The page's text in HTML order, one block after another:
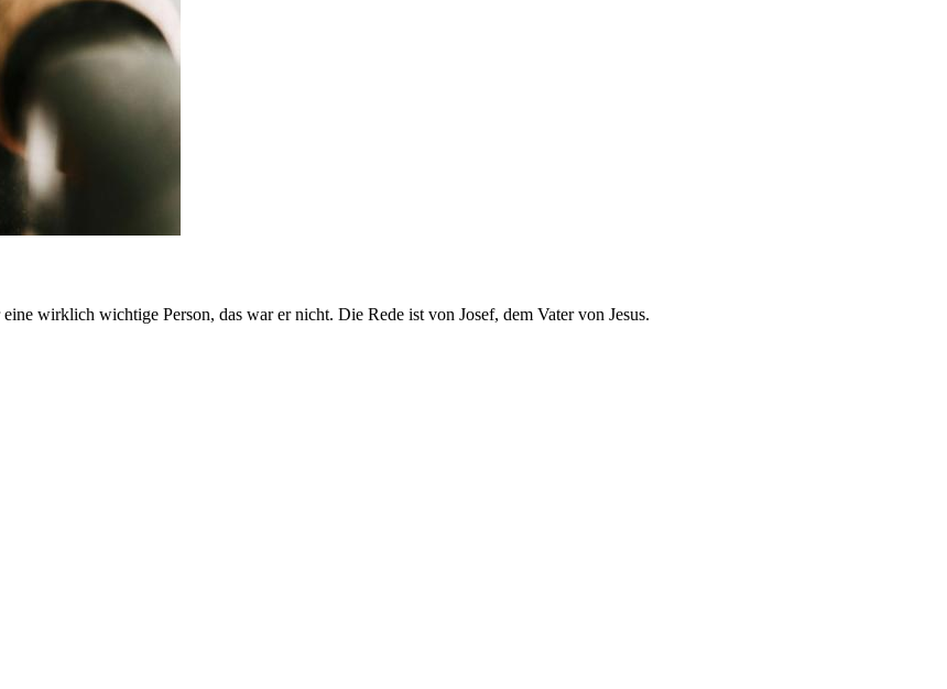
wirklich wichtige Person, das war er nicht. Die Rede ist von Josef, dem Vater von Jesus.